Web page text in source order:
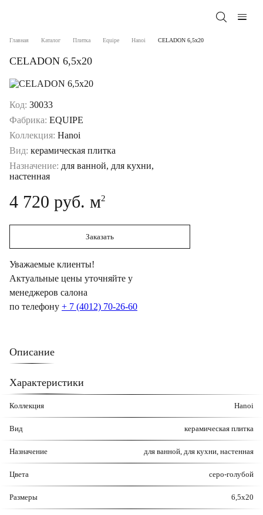
Главная Каталог Плитка Equipe Hanoi CELADON 6,5x20
CELADON 6,5x20
Код: 30033
Фабрика: EQUIPE
Коллекция: Hanoi
Вид: керамическая плитка
Назначение: для ванной, для кухни,
настенная
4 720 руб. м2
Заказать
Уважаемые клиенты!
Актуальные цены уточняйте у
менеджеров салона
по телефону + 7 (4012) 70-26-60
Описание
Характеристики
Коллекция Hanoi
Вид керамическая плитка
Назначение для ванной, для кухни, настенная
Цвета серо-голубой
Размеры 6,5х20